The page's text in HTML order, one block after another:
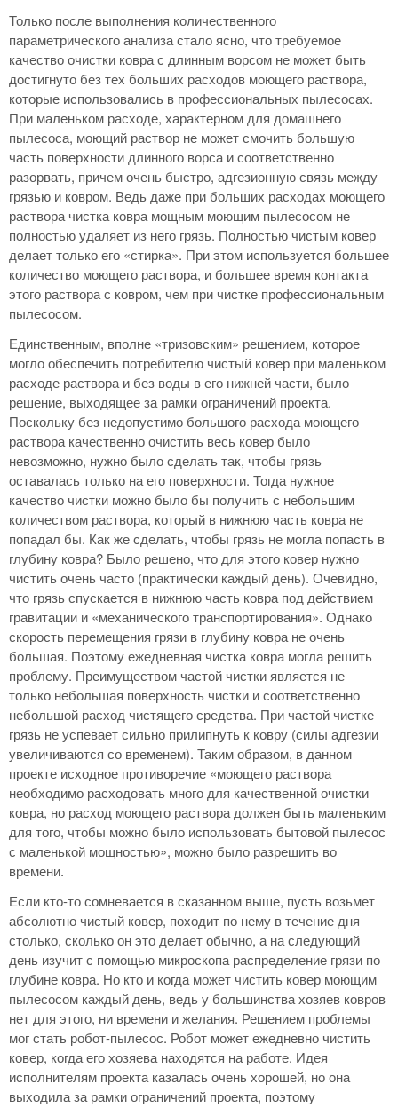
Только после выполнения количественного
параметрического анализа стало ясно, что требуемое
качество очистки ковра с длинным ворсом не может быть
достигнуто без тех больших расходов моющего раствора,
которые использовались в профессиональных пылесосах.
При маленьком расходе, характерном для домашнего
пылесоса, моющий раствор не может смочить большую
часть поверхности длинного ворса и соответственно
разорвать, причем очень быстро, адгезионную связь между
грязью и ковром. Ведь даже при больших расходах моющего
раствора чистка ковра мощным моющим пылесосом не
полностью удаляет из него грязь. Полностью чистым ковер
делает только его «стирка». При этом используется большее
количество моющего раствора, и большее время контакта
этого раствора с ковром, чем при чистке профессиональным
пылесосом.
Единственным, вполне «тризовским» решением, которое
могло обеспечить потребителю чистый ковер при маленьком
расходе раствора и без воды в его нижней части, было
решение, выходящее за рамки ограничений проекта.
Поскольку без недопустимо большого расхода моющего
раствора качественно очистить весь ковер было
невозможно, нужно было сделать так, чтобы грязь
оставалась только на его поверхности. Тогда нужное
качество чистки можно было бы получить с небольшим
количеством раствора, который в нижнюю часть ковра не
попадал бы. Как же сделать, чтобы грязь не могла попасть в
глубину ковра? Было решено, что для этого ковер нужно
чистить очень часто (практически каждый день). Очевидно,
что грязь спускается в нижнюю часть ковра под действием
гравитации и «механического транспортирования». Однако
скорость перемещения грязи в глубину ковра не очень
большая. Поэтому ежедневная чистка ковра могла решить
проблему. Преимуществом частой чистки является не
только небольшая поверхность чистки и соответственно
небольшой расход чистящего средства. При частой чистке
грязь не успевает сильно прилипнуть к ковру (силы адгезии
увеличиваются со временем). Таким образом, в данном
проекте исходное противоречие «моющего раствора
необходимо расходовать много для качественной очистки
ковра, но расход моющего раствора должен быть маленьким
для того, чтобы можно было использовать бытовой пылесос
с маленькой мощностью», можно было разрешить во
времени.
Если кто-то сомневается в сказанном выше, пусть возьмет
абсолютно чистый ковер, походит по нему в течение дня
столько, сколько он это делает обычно, а на следующий
день изучит с помощью микроскопа распределение грязи по
глубине ковра. Но кто и когда может чистить ковер моющим
пылесосом каждый день, ведь у большинства хозяев ковров
нет для этого, ни времени и желания. Решением проблемы
мог стать робот-пылесос. Робот может ежедневно чистить
ковер, когда его хозяева находятся на работе. Идея
исполнителям проекта казалась очень хорошей, но она
выходила за рамки ограничений проекта, поэтому